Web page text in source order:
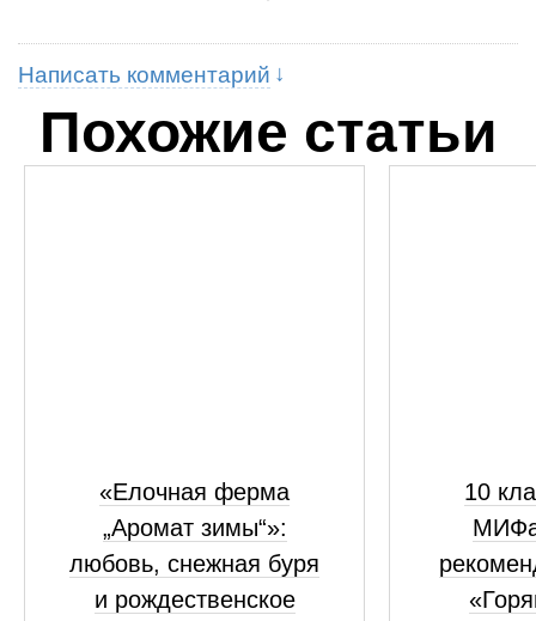
Написать комментарий
Похожие статьи
«Елочная ферма
„Аромат зимы“»:
любовь, снежная буря
и рождественское
10